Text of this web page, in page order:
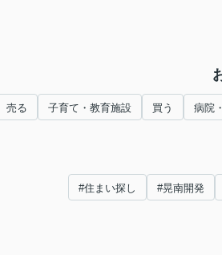
売る 子育て・教育施設 買う 病院
#住まい探し #晃南開発